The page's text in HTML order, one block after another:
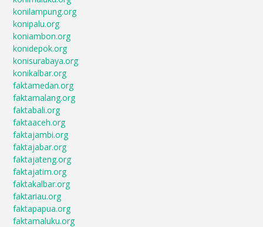
konilampung.org
konipalu.org
koniambon.org
konidepok.org
konisurabaya.org
konikalbar.org
faktamedan.org
faktamalang.org
faktabali.org
faktaaceh.org
faktajambi.org
faktajabar.org
faktajateng.org
faktajatim.org
faktakalbar.org
faktariau.org
faktapapua.org
faktamaluku.org